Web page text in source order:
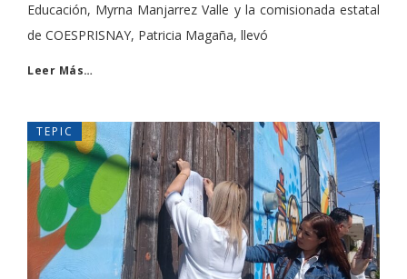
Educación, Myrna Manjarrez Valle y la comisionada estatal
de COESPRISNAY, Patricia Magaña, llevó
Leer Más…
TEPIC